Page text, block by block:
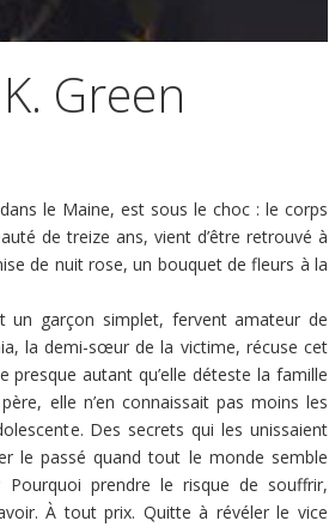
Green
le Maine, est sous le choc : le corps
de treize ans, vient d’être retrouvé à
de nuit rose, un bouquet de fleurs à la
un garçon simplet, fervent amateur de
la demi-sœur de la victime, récuse cet
presque autant qu’elle déteste la famille
elle n’en connaissait pas moins les
Des secrets qui les unissaient
le passé quand tout le monde semble
Pourquoi prendre le risque de souffrir,
À tout prix. Quitte à révéler le vice